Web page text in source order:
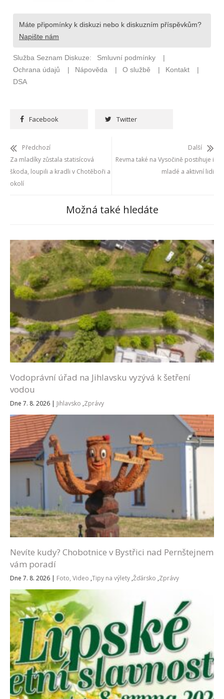
Facebook Twitter
Předchozí
Za mladíky zůstala statisícová
škoda, loupili a kradli v Chotěboři a
okolí
Další
Revma také na Vysočině postihuje i
mladé a aktivní lidi
Možná také hledáte
Vodoprávní úřad na Jihlavsku vyzývá k šetření
vodou
Dne 7. 8. 2026 | Jihlavsko ,Zprávy
Nevíte kudy? Chobotnice v Bystřici nad Pernštejnem
vám poradí
Dne 7. 8. 2026 | Foto, Video ,Tipy na výlety ,Žďársko ,Zprávy